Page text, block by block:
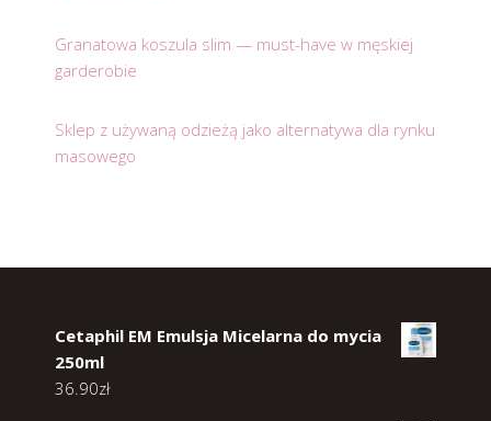
Granatowa koszula slim — must-have w męskiej
garderobie
Sklep z używaną odzieżą jako alternatywa dla rynku
masowego
Cetaphil EM Emulsja Micelarna do mycia
250ml
36.90zł